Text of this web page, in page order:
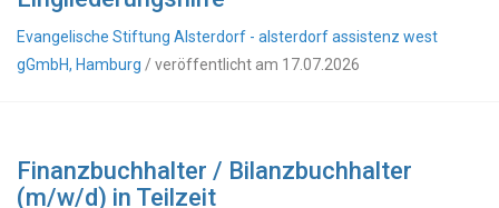
Evangelische Stiftung Alsterdorf - alsterdorf assistenz west
gGmbH, Hamburg / veröffentlicht am 17.07.2026
Finanzbuchhalter / Bilanzbuchhalter
(m/w/d) in Teilzeit